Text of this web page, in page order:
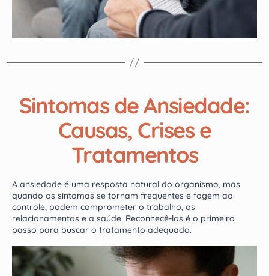
Sintomas de Ansiedade:
Causas, Crises e
Tratamentos
A ansiedade é uma resposta natural do organismo, mas
quando os sintomas se tornam frequentes e fogem ao
controle, podem comprometer o trabalho, os
relacionamentos e a saúde. Reconhecê-los é o primeiro
passo para buscar o tratamento adequado.